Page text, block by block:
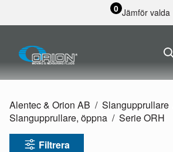
0 Jämför valda
Alentec & Orion AB
Slangupprullare
Slangupprullare, öppna
Serie ORH
Filtrera